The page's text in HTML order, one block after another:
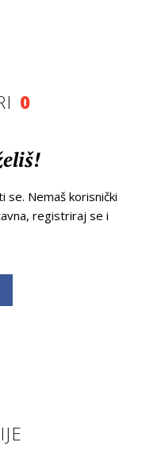
0
Nemaš korisnički
registriraj se i